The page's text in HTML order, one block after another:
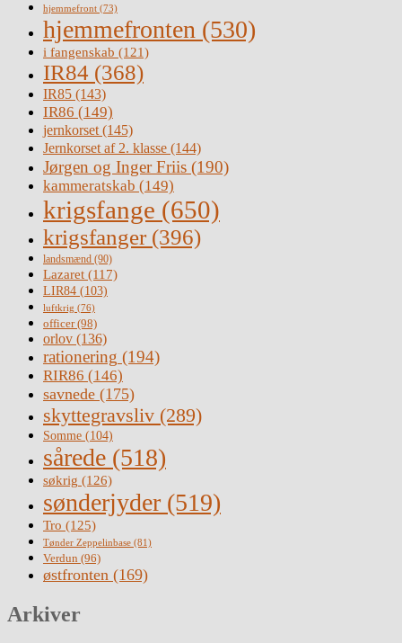
hjemmefront (73)
hjemmefronten (530)
i fangenskab (121)
IR84 (368)
IR85 (143)
IR86 (149)
jernkorset(145)
Jernkorset af 2. klasse (144)
Jørgen og Inger Friis (190)
kammeratskab (149)
krigsfange (650)
krigsfanger (396)
landsmænd (90)
Lazaret (117)
LIR84 (103)
luftkrig (76)
officer(98)
orlov (136)
rationering (194)
RIR86 (146)
savnede (175)
skyttegravsliv (289)
Somme (104)
sårede (518)
søkrig (126)
sønderjyder (519)
Tro (125)
Tønder Zeppelinbase (81)
Verdun (96)
østfronten (169)
Arkiver